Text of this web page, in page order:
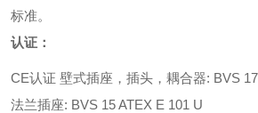
标准。
认证：
CE认证 壁式插座，插头，耦合器: BVS
法兰插座: BVS 15 ATEX E 101 U